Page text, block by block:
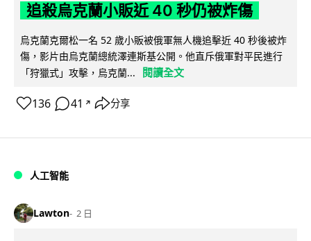
追殺烏克蘭小販近 40 秒仍被炸傷
烏克蘭克爾松一名 52 歲小販被俄軍無人機追擊近 40 秒後被炸
傷，影片由烏克蘭總統澤連斯基公開。他直斥俄軍對平民進行
「狩獵式」攻擊，烏克蘭...
閱讀全文
136 41 ↗ 分享
人工智能
Lawton 2 日